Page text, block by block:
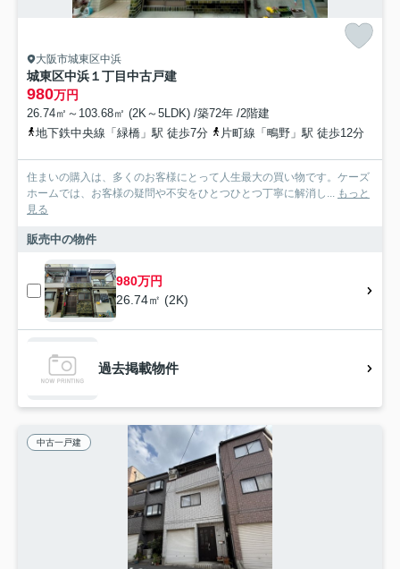
大阪市城東区中浜
城東区中浜１丁目中古戸建
980万円
26.74㎡～103.68㎡ (2K～5LDK) /築72年 /2階建
地下鉄中央線「緑橋」駅 徒歩7分
片町線「鴫野」駅 徒歩12分
住まいの購入は、多くのお客様にとって人生最大の買い物です。ケーズ
ホームでは、お客様の疑問や不安をひとつひとつ丁寧に解消し... もっと
見る
販売中の物件
980万円
26.74㎡ (2K)
過去掲載物件
中古一戸建